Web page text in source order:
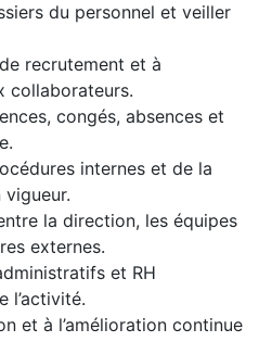
du personnel et veiller
recrutement et à
collaborateurs.
congés, absences et
internes et de la
la direction, les équipes
externes.
et RH
l’activité.
et à l’amélioration continue